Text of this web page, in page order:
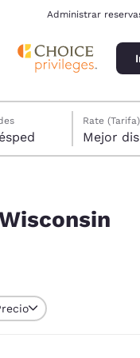
Administrar
1 huésped
Rate (Tarifa)
Mejor